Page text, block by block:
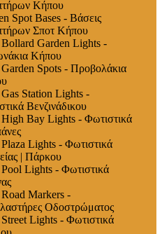
Κήπου
Spot Bases - Βάσεις
Σποτ Κήπου
Garden Lights -
Κήπου
Spots - Προβολάκια
Station Lights -
Βενζινάδικου
Βay Lights - Φωτιστικά
Lights - Φωτιστικά
| Πάρκου
Lights - Φωτιστικά
Markers -
Οδοστρώματος
Lights - Φωτιστικά